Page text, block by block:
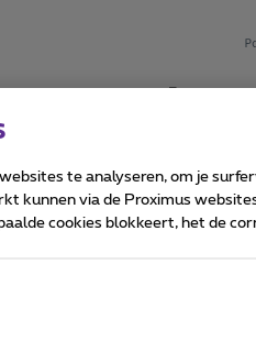
©2026Proximus
te analyseren, om je
kunnen via de Proximus
cookies blokkeert, het de